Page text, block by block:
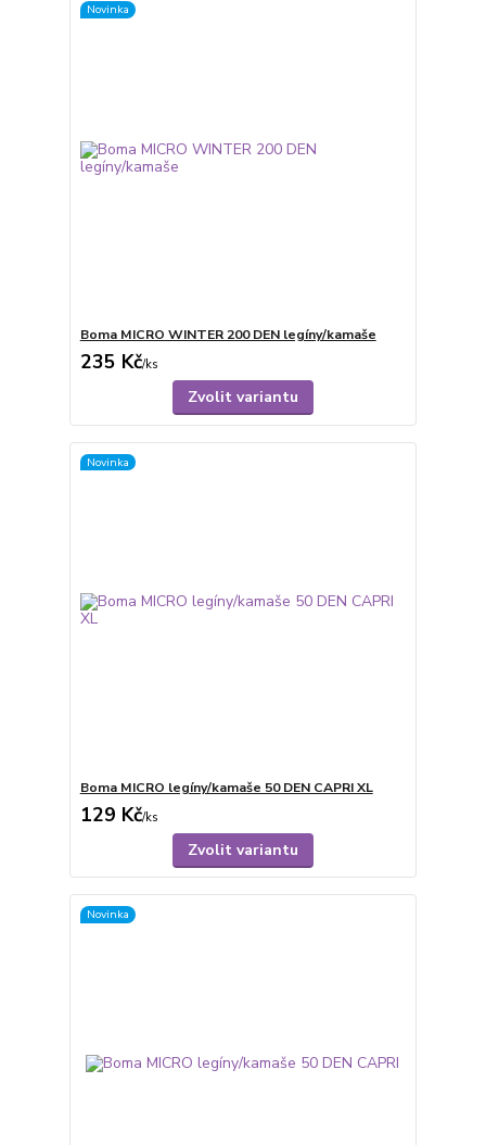
Novinka
Boma MICRO WINTER 200 DEN legíny/kamaše
235 Kč/ks
Zvolit variantu
Novinka
Boma MICRO legíny/kamaše 50 DEN CAPRI XL
129 Kč/ks
Zvolit variantu
Novinka